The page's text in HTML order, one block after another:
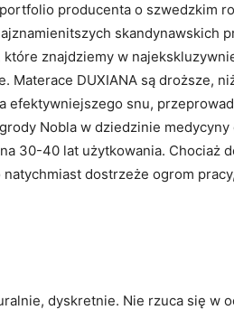
producenta o szwedzkim
skandynawskich
znajdziemy w
Materace DUXIANA są droższe,
efektywniejszego snu,
Nobla w dziedzinie medycyny
30-40 lat użytkowania. Chociaż
dostrzeże ogrom
dyskretnie. Nie rzuca się w